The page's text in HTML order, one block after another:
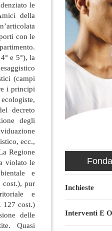
le
della
con le
e 5°), la
(campi
i principi
decreto
degli
ecc.,
Regione
violato le
e
cost.), pur
e
127 cost.)
delle
Quasi
Inchieste
Interventi E